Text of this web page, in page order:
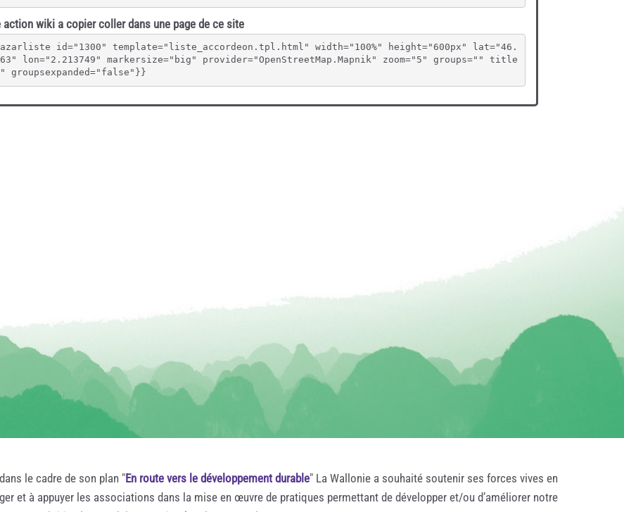
action wiki a copier coller dans une page de ce site
id="1300" template="liste_accordeon.tpl.html" width="100%" height="600px" lat="46.
lon="2.213749" markersize="big" provider="OpenStreetMap.Mapnik" zoom="5" groups="" title
groupsexpanded="false"}}
le cadre de son plan "En route vers le développement durable" La Wallonie a souhaité soutenir ses forces vives en
et à appuyer les associations dans la mise en œuvre de pratiques permettant de développer et/ou d’améliorer notre